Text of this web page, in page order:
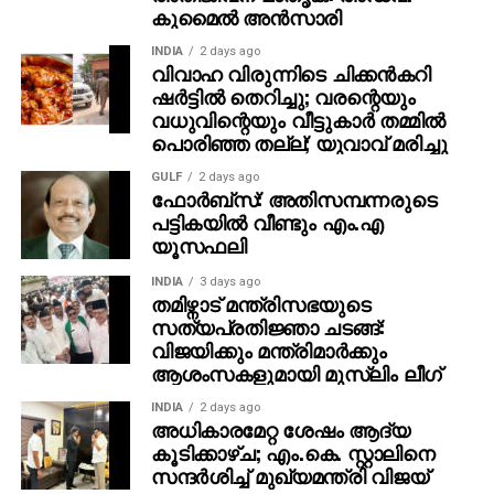
അര്‍ബുദം തുടക്കഘട്ടത്തില്‍ തന്നെ കണ്ടെത്താന്‍
സഹായിക്കുമെന്നും അതോടൊപ്പം അനാവശ്യ
സ്‌കാനുകളും ചികിത്സാചെലവും കുറയ്ക്കാന്‍
കഴിയുമെന്നും ഗവേഷകര്‍ വ്യക്തമാക്കി.
കുമൈല്‍ അന്‍സാരി
INDIA 2 days ago
വിവാഹ വിരുന്നിടെ ചിക്കന്‍കറി
ഷര്‍ട്ടില്‍ തെറിച്ചു; വരന്റെയും
വധുവിന്റെയും വീട്ടുകാര്‍ തമ്മില്‍
പൊരിഞ്ഞ തല്ല്; യുവാവ് മരിച്ചു
GULF 2 days ago
ഫോർബ്സ്: അതിസമ്പന്നരുടെ
പട്ടികയിൽ വീണ്ടും എം.എ
യൂസഫലി
INDIA 3 days ago
തമിഴ്നാട് മന്ത്രിസഭയുടെ
സത്യപ്രതിജ്ഞാ ചടങ്ങ്:
വിജയിക്കും മന്ത്രിമാര്‍ക്കും
ആശംസകളുമായി മുസ്ലിം ലീഗ്
INDIA 2 days ago
അധികാരമേറ്റ ശേഷം ആദ്യ
കൂടിക്കാഴ്ച; എം.കെ. സ്റ്റാലിനെ
സന്ദര്‍ശിച്ച് മുഖ്യമന്ത്രി വിജയ്